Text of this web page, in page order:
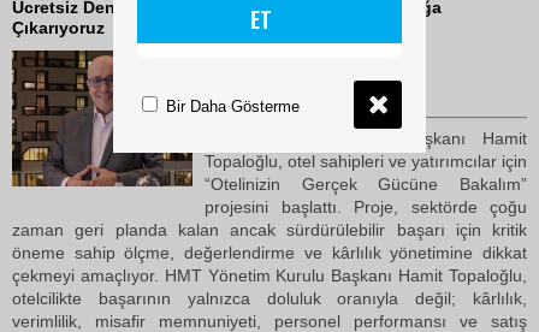
Ücretsiz Denetim ile Otelinizin Gerçek Gücünü Açığa
Çıkarıyoruz
HMT Yönetim Kurulu Başkanı Hamit
Topaloğlu, otel sahipleri ve yatırımcılar için
“Otelinizin Gerçek Gücüne Bakalım”
projesini başlattı. Proje, sektörde çoğu
zaman geri planda kalan ancak sürdürülebilir başarı için kritik
öneme sahip ölçme, değerlendirme ve kârlılık yönetimine dikkat
çekmeyi amaçlıyor. HMT Yönetim Kurulu Başkanı Hamit Topaloğlu,
otelcilikte başarının yalnızca doluluk oranıyla değil; kârlılık,
verimlilik, misafir memnuniyeti, personel performansı ve satış
ET
Bir Daha Gösterme